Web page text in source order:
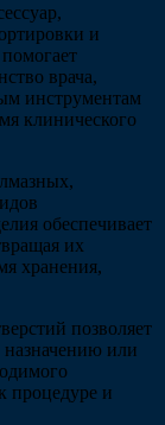
и
врача,
инструментам
клинического
обеспечивает
их
хранения,
позволяет
назначению или
процедуре и